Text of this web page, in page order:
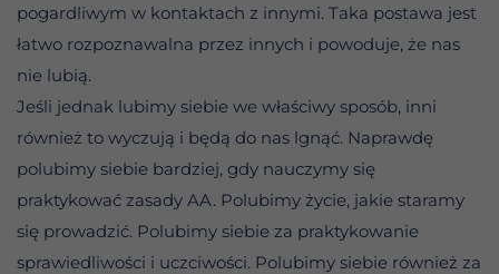
pogardliwym w kontaktach z innymi. Taka postawa jest
łatwo rozpoznawalna przez innych i powoduje, że nas
nie lubią.
Jeśli jednak lubimy siebie we właściwy sposób, inni
również to wyczują i będą do nas lgnąć. Naprawdę
polubimy siebie bardziej, gdy nauczymy się
praktykować zasady AA. Polubimy życie, jakie staramy
się prowadzić. Polubimy siebie za praktykowanie
sprawiedliwości i uczciwości. Polubimy siebie również za